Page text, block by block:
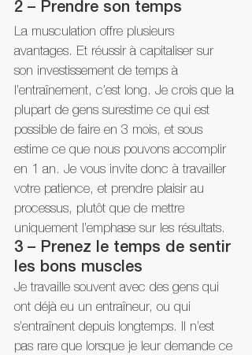
2 – Prendre son temps
La musculation offre plusieurs
avantages. Et réussir à capitaliser sur
son investissement de temps à
l’entraînement, c’est long. Je crois que la
plupart de gens surestime ce qui est
possible de faire en 3 mois, et sous
estime ce que nous pouvons accomplir
en 1 an. Je vous invite donc à travailler
votre patience, et prendre plaisir au
processus, plutôt que de mettre
uniquement l’emphase sur les résultats.
3 – Prenez le temps de sentir
les bons muscles
Je travaille souvent avec des gens qui
ont déjà eu un entraîneur, ou qui
s’entraînent depuis longtemps. Il n’est
pas rare que lorsque je leur demande ce